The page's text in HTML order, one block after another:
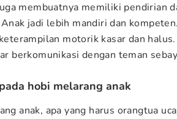
membuatnya memiliki pendirian
jadi lebih mandiri dan
motorik kasar dan halus.
berkomunikasi dengan teman
hobi melarang anak
anak, apa yang harus orangtua